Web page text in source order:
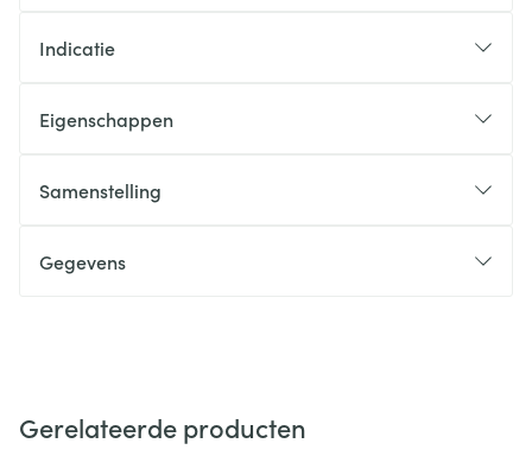
Indicatie
Eigenschappen
Samenstelling
Gegevens
Gerelateerde producten